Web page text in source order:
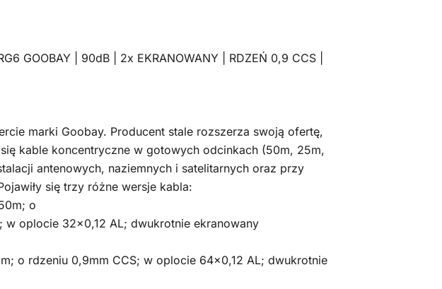
GOOBAY | 90dB | 2x EKRANOWANY | RDZEŃ 0,9 CCS |
marki Goobay. Producent stale rozszerza swoją ofertę,
kable koncentryczne w gotowych odcinkach (50m, 25m,
antenowych, naziemnych i satelitarnych oraz przy
się trzy różne wersje kabla:
o
w oplocie 32×0,12 AL; dwukrotnie ekranowany
o rdzeniu 0,9mm CCS; w oplocie 64×0,12 AL; dwukrotnie